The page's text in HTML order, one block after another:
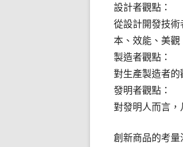
設計者觀點：
從設計開發技
本、效能、美觀
製造者觀點：
對生產製造者
發明者觀點：
對發明人而言
創新商品的考量